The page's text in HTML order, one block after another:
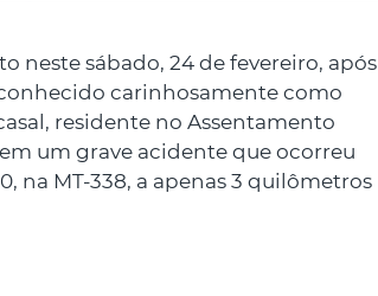
neste sábado, 24 de fevereiro, após
carinhosamente como
residente no Assentamento
um grave acidente que ocorreu
na MT-338, a apenas 3 quilômetros